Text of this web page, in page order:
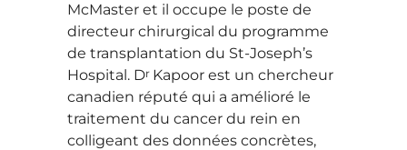
McMaster et il occupe le poste de
directeur chirurgical du programme
de transplantation du St-Joseph’s
Hospital. Dr Kapoor est un chercheur
canadien réputé qui a amélioré le
traitement du cancer du rein en
colligeant des données concrètes,